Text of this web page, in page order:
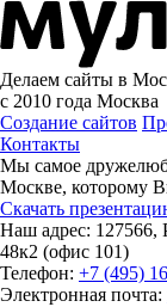
Делаем сайты в
с 2010 года Москва
Создание сайтов
Контакты
Мы самое
Москве, которому
Скачать
Наш адрес: 127566,
48к2 (офис 101)
Телефон: +7 (495)
Электронная почта: